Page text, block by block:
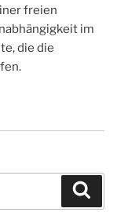
freien
im
die die